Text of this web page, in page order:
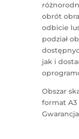
obrót
odbicie
podział
jak i
Obszar
format A3